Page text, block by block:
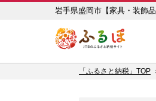
「ふるさと納税」TOP